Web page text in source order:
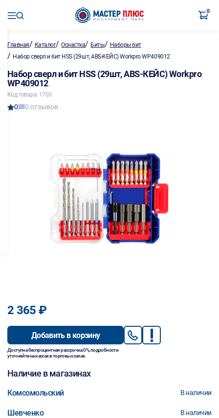
0
Главная/ Каталог/Оснастка/ Биты/ Наборы бит
/ Набор сверл и бит HSS (29шт, ABS-КЕЙС) Workpro WP409012
Набор сверл и бит HSS (29шт, ABS-КЕЙС) Workpro
WP409012
Код товара: 1703
0 0 отзывов
2 365 ₽
Добавить в корзину
Доступна беспроцентная рассрочка 0%, подробности
уточняйте на кассах в торговых залах.
Наличие в магазинах
Комсомольский В наличии
Шевченко В наличии